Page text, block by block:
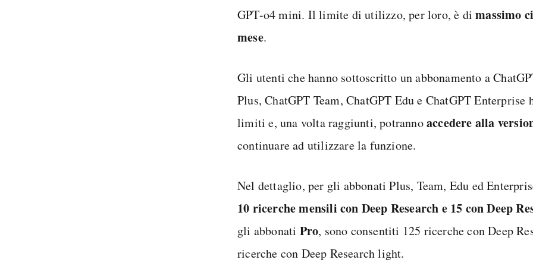
GPT-o4 mini. Il limite di utilizzo, per loro, è dimassimo
mese.
Gli utenti che hanno sottoscritto un abbonamento a
Plus, ChatGPT Team, ChatGPT Edu e ChatGPT Enterprise
limiti e, una volta raggiunti, potrannoaccedere alla
continuare ad utilizzare la funzione.
Nel dettaglio, per gli abbonati Plus, Team, Edu ed
10 ricerche mensili con Deep Research e 15 con Deep
gli abbonati Pro, sono consentiti 125 ricerche con Deep
ricerche con Deep Research light.